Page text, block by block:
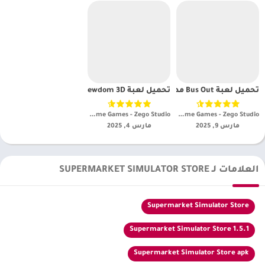
تحميل لعبة Bus Out مهكره
iKame Games - Zego Studio‏
مارس 9, 2025
تحميل لعبة Screwdom 3D مهكرة
iKame Games - Zego Studio‏
مارس 4, 2025
العلامات لـ SUPERMARKET SIMULATOR STORE
Supermarket Simulator Store
Supermarket Simulator Store 1.5.1
Supermarket Simulator Store apk